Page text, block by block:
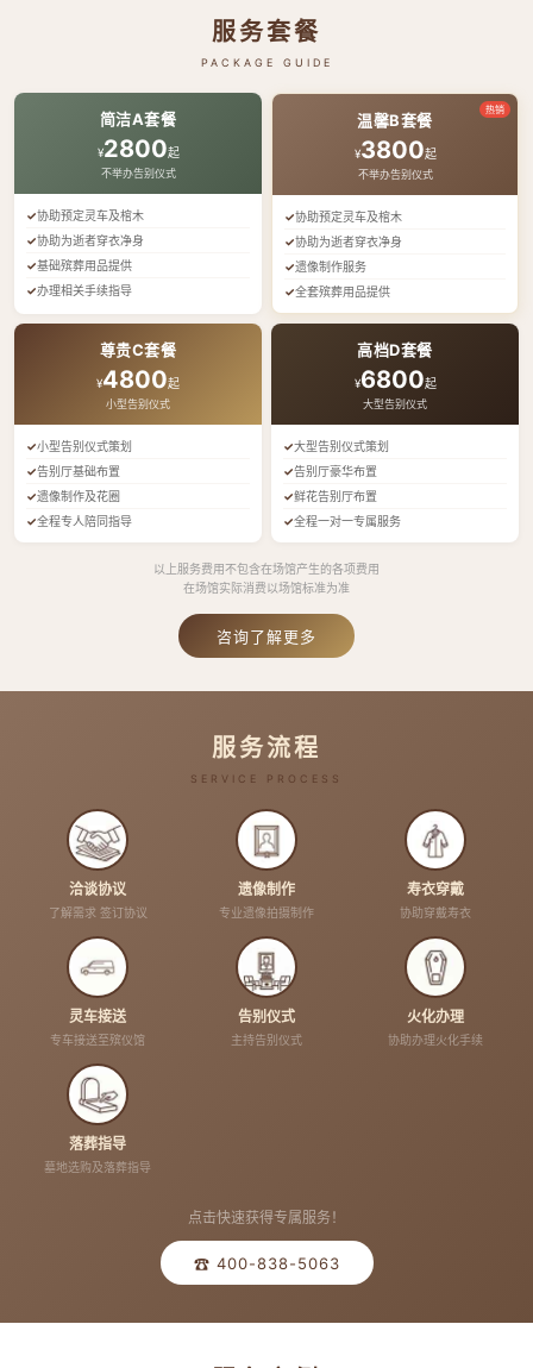
服务套餐
PACKAGE GUIDE
简洁A套餐
¥2800起
不举办告别仪式
协助预定灵车及棺木
协助为逝者穿衣净身
基础殡葬用品提供
办理相关手续指导
热销
温馨B套餐
¥3800起
不举办告别仪式
协助预定灵车及棺木
协助为逝者穿衣净身
遗像制作服务
全套殡葬用品提供
尊贵C套餐
¥4800起
小型告别仪式
小型告别仪式策划
告别厅基础布置
遗像制作及花圈
全程专人陪同指导
高档D套餐
¥6800起
大型告别仪式
大型告别仪式策划
告别厅豪华布置
鲜花告别厅布置
全程一对一专属服务
以上服务费用不包含在场馆产生的各项费用
在场馆实际消费以场馆标准为准
咨询了解更多
服务流程
SERVICE PROCESS
洽谈协议
了解需求 签订协议
遗像制作
专业遗像拍摄制作
寿衣穿戴
协助穿戴寿衣
灵车接送
专车接送至殡仪馆
告别仪式
主持告别仪式
火化办理
协助办理火化手续
落葬指导
墓地选购及落葬指导
点击快速获得专属服务！
☎ 400-838-5063